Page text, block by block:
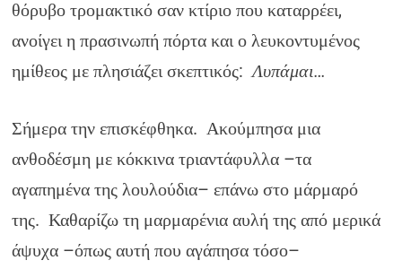
θόρυβο τρομακτικό σαν κτίριο που καταρρέει,
ανοίγει η πρασινωπή πόρτα και ο λευκοντυμένος
ημίθεος με πλησιάζει σκεπτικός:Λυπάμαι…
Σήμερα την επισκέφθηκα. Ακούμπησα μια
ανθοδέσμη με κόκκινα τριαντάφυλλα –τα
αγαπημένα της λουλούδια– επάνω στο μάρμαρό
της. Καθαρίζω τη μαρμαρένια αυλή της από μερικά
άψυχα –όπως αυτή που αγάπησα τόσο–